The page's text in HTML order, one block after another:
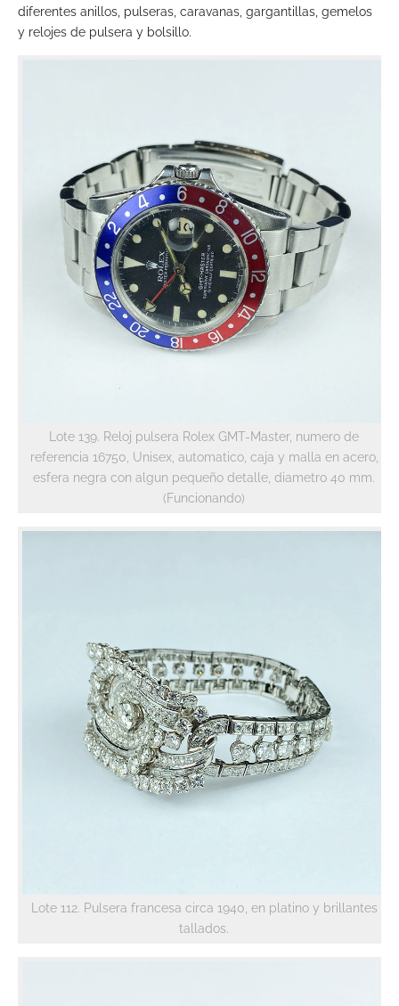
diferentes anillos, pulseras, caravanas, gargantillas, gemelos
y relojes de pulsera y bolsillo.
Lote 139. Reloj pulsera Rolex GMT-Master, numero de
referencia 16750, Unisex, automatico, caja y malla en acero,
esfera negra con algun pequeño detalle, diametro 40 mm.
(Funcionando)
Lote 112. Pulsera francesa circa 1940, en platino y brillantes
tallados.